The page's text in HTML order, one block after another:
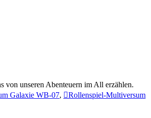
von unseren Abenteuern im All erzählen.
Galaxie WB-07,
Rollenspiel-Multiversum